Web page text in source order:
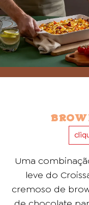
Uma
leve do
cremoso de